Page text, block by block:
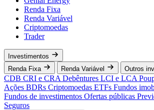
Renda Fixa
Renda Variável
Criptomoedas
Trader
Investimentos
Renda Fixa
Renda Variável Outros
CDB CRI e CRA Debêntures LCI e LCA
Ações BDRs Criptomoedas ETFs Fundos
Fundos de investimentos Ofertas públicas
Seguros